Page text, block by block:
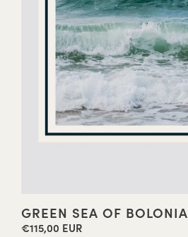
GREEN SEA OF BOLONIA
Precio
€115,00 EUR